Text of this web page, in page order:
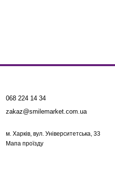
068 224 14 34
zakaz@smilemarket.com.ua
м. Харків, вул. Університетська, 33
Мапа проїзду